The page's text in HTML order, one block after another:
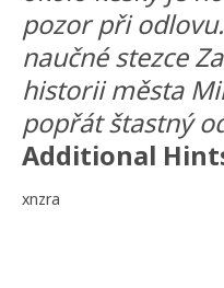
pozor při
naučné stezce
historii města
popřát štastný
Additional
xnzra